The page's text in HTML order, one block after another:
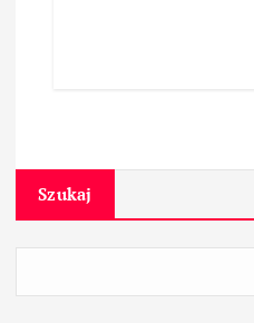
Szukaj